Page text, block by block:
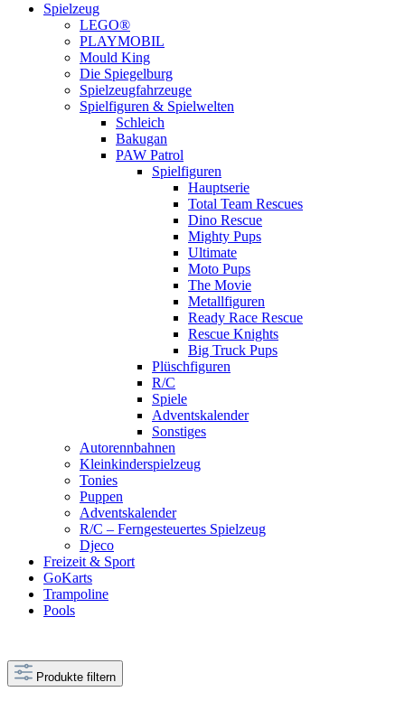
Spielzeug
LEGO®
PLAYMOBIL
Mould King
Die Spiegelburg
Spielzeugfahrzeuge
Spielfiguren & Spielwelten
Schleich
Bakugan
PAW Patrol
Spielfiguren
Hauptserie
Total Team Rescues
Dino Rescue
Mighty Pups
Ultimate
Moto Pups
The Movie
Metallfiguren
Ready Race Rescue
Rescue Knights
Big Truck Pups
Plüschfiguren
R/C
Spiele
Adventskalender
Sonstiges
Autorennbahnen
Kleinkinderspielzeug
Tonies
Puppen
Adventskalender
R/C – Ferngesteuertes Spielzeug
Djeco
Freizeit & Sport
GoKarts
Trampoline
Pools
Produkte filtern